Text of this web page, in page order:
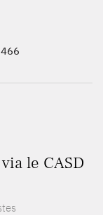
le CASD